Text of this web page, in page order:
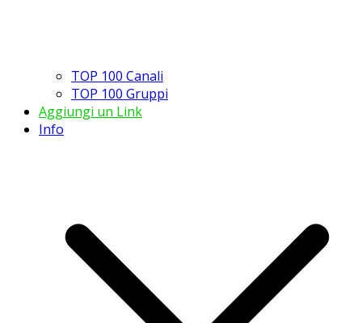
TOP 100 Canali
TOP 100 Gruppi
Aggiungi un Link
Info